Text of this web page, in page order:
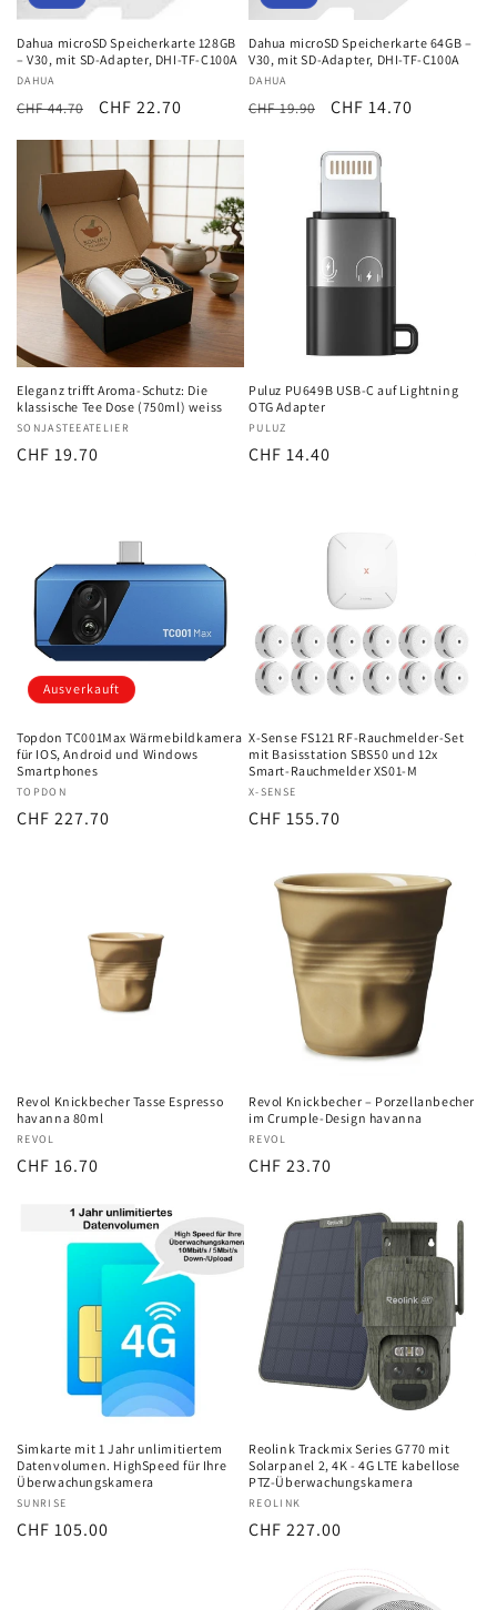
Dahua microSD Speicherkarte 128GB
– V30, mit SD-Adapter, DHI-TF-C100A
Anbieter:
DAHUA
Normaler
Preis
CHF 44.70 Verkaufspreis
CHF 22.70
Dahua microSD Speicherkarte 64GB –
V30, mit SD-Adapter, DHI-TF-C100A
Anbieter:
DAHUA
Normaler
CHF 19.90 Verkaufspreis
CHF 14.70
Eleganz trifft Aroma-Schutz: Die
klassische Tee Dose (750ml) weiss
Anbieter:
SONJASTEEATELIER
Normaler
CHF 19.70
Puluz PU649B USB-C auf Lightning
OTG Adapter
Anbieter:
PULUZ
Normaler
CHF 14.40
Ausverkauft
Topdon TC001Max Wärmebildkamera
für IOS, Android und Windows
Smartphones
Anbieter:
TOPDON
Normaler
CHF 227.70
X-Sense FS121 RF-Rauchmelder-Set
mit Basisstation SBS50 und 12x
Smart-Rauchmelder XS01-M
Anbieter:
X-SENSE
Normaler
CHF 155.70
Revol Knickbecher Tasse Espresso
havanna 80ml
Anbieter:
REVOL
Normaler
CHF 16.70
Revol Knickbecher – Porzellanbecher
im Crumple-Design havanna
Anbieter:
REVOL
Normaler
CHF 23.70
Simkarte mit 1 Jahr unlimitiertem
Datenvolumen. HighSpeed für Ihre
Überwachungskamera
Anbieter:
SUNRISE
Normaler
CHF 105.00
Reolink Trackmix Series G770 mit
Solarpanel 2, 4K - 4G LTE kabellose
PTZ-Überwachungskamera
Anbieter:
REOLINK
Normaler
CHF 227.00